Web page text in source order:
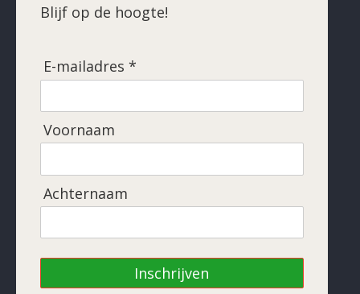
Blijf op de hoogte!
E-mailadres *
Voornaam
Achternaam
Inschrijven